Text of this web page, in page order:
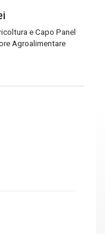
e Capo Panel
Agroalimentare